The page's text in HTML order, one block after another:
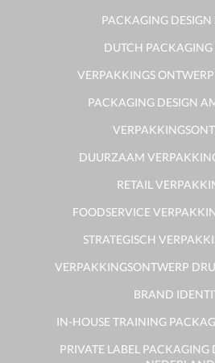
PACKAGING DESIGN
DUTCH PACKAGING
VERPAKKINGS
PACKAGING DESIGN
DUURZAAM
RETAIL
FOODSERVICE
STRATEGISCH
VERPAKKINGSONTWERP
BRAND
IN-HOUSE TRAINING
PRIVATE LABEL PACKAGING